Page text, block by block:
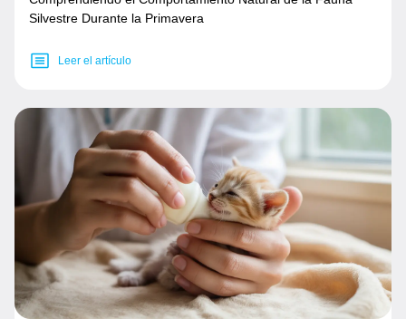
Silvestre Durante la Primavera
Leer el artículo